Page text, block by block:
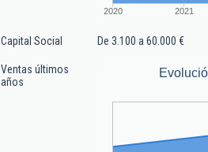
2020 2021
Capital Social De 3.100 a 60.000 €
Ventas últimos
años